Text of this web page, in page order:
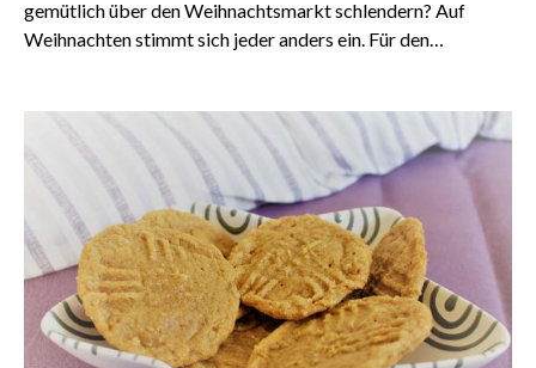
gemütlich über den Weihnachtsmarkt schlendern? Auf
Weihnachten stimmt sich jeder anders ein. Für den…